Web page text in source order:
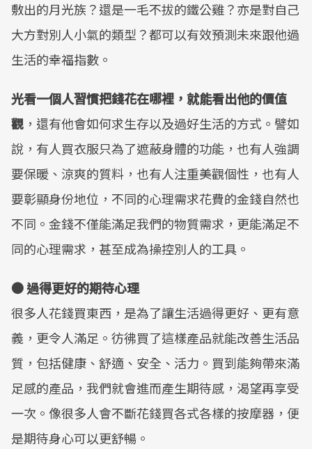
敷出的月光族？還是一毛不拔的鐵公雞？亦是對自己
大方對別人小氣的類型？都可以有效預測未來跟他過
生活的幸福指數。
光看一個人習慣把錢花在哪裡，就能看出他的價值
觀 ，還有他會如何求生存以及過好生活的方式。譬如
說，有人買衣服只為了遮蔽身體的功能，也有人強調
要保暖、涼爽的質料，也有人注重美觀個性，也有人
要彰顯身份地位，不同的心理需求花費的金錢自然也
不同。金錢不僅能滿足我們的物質需求，更能滿足不
同的心理需求，甚至成為操控別人的工具。
● 過得更好的期待心理
很多人花錢買東西，是為了讓生活過得更好、更有意
義，更令人滿足。彷彿買了這樣產品就能改善生活品
質，包括健康、舒適、安全、活力。買到能夠帶來滿
足感的產品，我們就會進而產生期待感，渴望再享受
一次。像很多人會不斷花錢買各式各樣的按摩器，便
是期待身心可以更舒暢。